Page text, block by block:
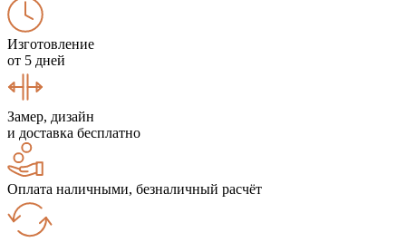
Изготовление
от 5 дней
Замер, дизайн
и доставка бесплатно
Оплата наличными, безналичный расчёт